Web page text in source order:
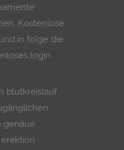
Kostenlose
in folge die
login
blutkreislauf
genaue